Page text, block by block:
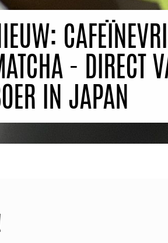
- DIRECT
IN JAPAN